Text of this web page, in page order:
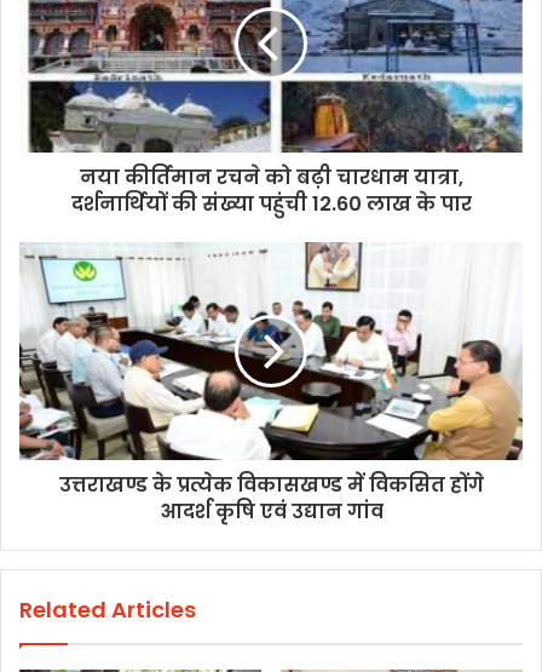
नया कीर्तिमान रचने को बढ़ी चारधाम यात्रा,
दर्शनार्थियों की संख्या पहुंची 12.60 लाख के पार
उत्तराखण्ड के प्रत्येक विकासखण्ड में विकसित होंगे
आदर्श कृषि एवं उद्यान गांव
Related Articles